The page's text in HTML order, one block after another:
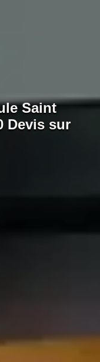
Saint
Devis sur